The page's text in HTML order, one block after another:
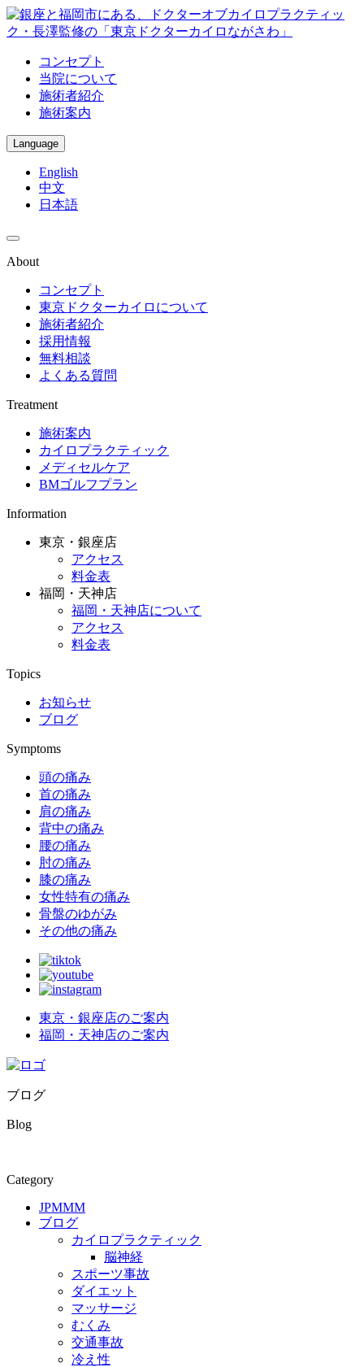
コンセプト
当院について
施術者紹介
施術案内
Language
English
中文
日本語
About
コンセプト
東京ドクターカイロについて
施術者紹介
採用情報
無料相談
よくある質問
Treatment
施術案内
カイロプラクティック
メディセルケア
BMゴルフプラン
Information
東京・銀座店
アクセス
料金表
福岡・天神店
福岡・天神店について
アクセス
料金表
Topics
お知らせ
ブログ
Symptoms
頭の痛み
首の痛み
肩の痛み
背中の痛み
腰の痛み
肘の痛み
膝の痛み
女性特有の痛み
骨盤のゆがみ
その他の痛み
東京・銀座店のご案内
福岡・天神店のご案内
ブログ
Blog
Category
JPMMM
ブログ
カイロプラクティック
脳神経
スポーツ事故
ダイエット
マッサージ
むくみ
交通事故
冷え性